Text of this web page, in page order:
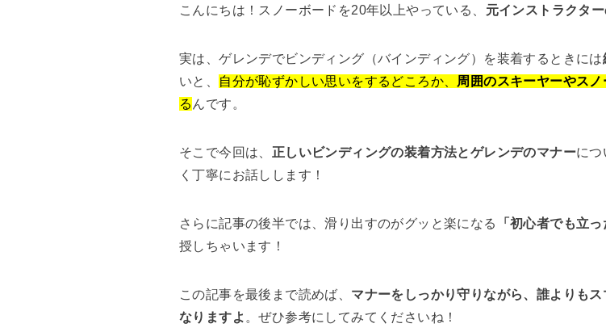
こんにちは！スノーボードを20年以上やっている、 元インストラクター
実は、ゲレンデでビンディング（バインディング）を装着するときには
いと、
自分が恥ずかしい思いをするどころか、 周囲のスキーヤーやス
る んです。
そこで今回は、 正しいビンディングの装着方法とゲレンデのマナーにつ
く丁寧にお話しします！
さらに記事の後半では、滑り出すのがグッと楽になる 「初心者でも立
授しちゃいます！
この記事を最後まで読めば、 マナーをしっかり守りながら、誰よりも
なりますよ 。ぜひ参考にしてみてくださいね！